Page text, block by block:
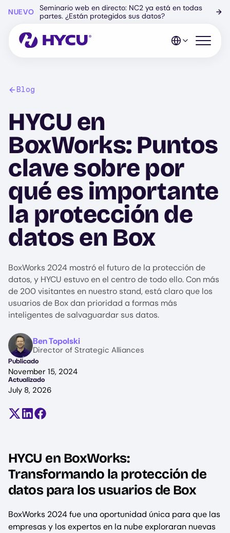
principal
NUEVO
Seminario web en directo: NC2 ya está en todas
partes. ¿Están protegidos sus datos?
→
Abrir el
Blog
HYCU en
BoxWorks: Puntos
clave sobre por
qué es importante
la protección de
datos en Box
BoxWorks 2024 mostró el futuro de la protección de
datos, y HYCU estuvo en el centro de todo ello. Con más
de 200 visitantes en nuestro stand, está claro que los
usuarios de Box dan prioridad a formas más
inteligentes de salvaguardar sus datos.
ImageBen Topolski
Director of Strategic Alliances
Publicado
November 15, 2024
Actualizado
July 8, 2026
Compartir en X (antes Twitter)
Compartir en LinkedIn
Compartir en Facebook
HYCU en BoxWorks:
Transformando la protección de
datos para los usuarios de Box
BoxWorks 2024 fue una oportunidad única para que las
empresas y los expertos en la nube exploraran nuevas